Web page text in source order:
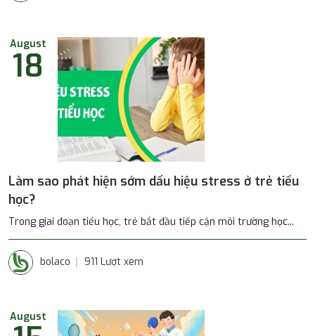
August
18
Làm sao phát hiện sớm dấu hiệu stress ở trẻ tiểu
học?
Trong giai đoạn tiểu học, trẻ bắt đầu tiếp cận môi trường học...
bolaco 911 Lượt xem
August